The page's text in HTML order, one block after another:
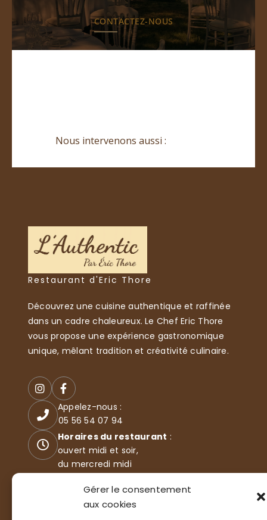
Gérer le consentement
aux cookies
CONTACTEZ-NOUS
Nous intervenons aussi :
Restaurant d'Eric Thore
Découvrez une cuisine authentique et raffinée
dans un cadre chaleureux. Le Chef Eric Thore
vous propose une expérience gastronomique
unique, mêlant tradition et créativité culinaire.
Appelez-nous :
05 56 54 07 94
Horaires du restaurant :
ouvert midi et soir,
du mercredi midi
35 Boulevard de l'océan
33115 LA TESTE-DE-BUCH